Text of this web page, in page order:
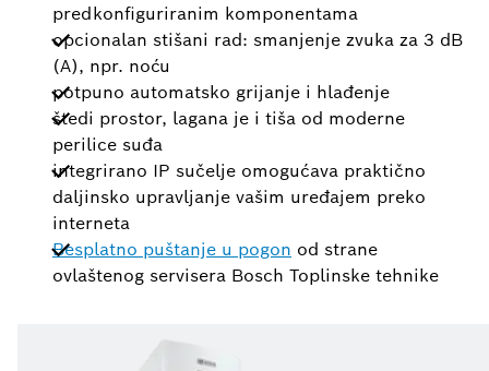
predkonfiguriranim komponentama
opcionalan stišani rad: smanjenje zvuka za 3 dB
(A), npr. noću
potpuno automatsko grijanje i hlađenje
štedi prostor, lagana je i tiša od moderne
perilice suđa
integrirano IP sučelje omogućava praktično
daljinsko upravljanje vašim uređajem preko
interneta
Besplatno puštanje u pogon od strane
ovlaštenog servisera Bosch Toplinske tehnike